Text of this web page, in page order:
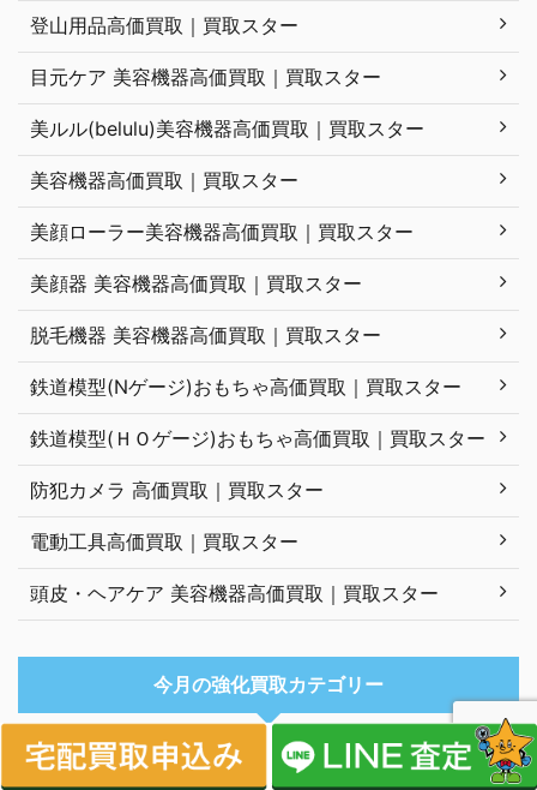
登山用品高価買取｜買取スター
目元ケア 美容機器高価買取｜買取スター
美ルル(belulu)美容機器高価買取｜買取スター
美容機器高価買取｜買取スター
美顔ローラー美容機器高価買取｜買取スター
美顔器 美容機器高価買取｜買取スター
脱毛機器 美容機器高価買取｜買取スター
鉄道模型(Nゲージ)おもちゃ高価買取｜買取スター
鉄道模型(ＨＯゲージ)おもちゃ高価買取｜買取スター
防犯カメラ 高価買取｜買取スター
電動工具高価買取｜買取スター
頭皮・ヘアケア 美容機器高価買取｜買取スター
今月の強化買取カテゴリー
今月の強化買取アイテム：カメラ